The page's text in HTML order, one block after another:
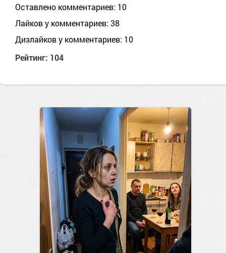
Оставлено комментариев: 10
Лайков у комментариев: 38
Дизлайков у комментариев: 10
Рейтинг: 104